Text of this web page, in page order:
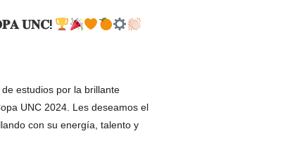
𝐔𝐍𝐂!
estudios por la brillante
UNC 2024. Les deseamos el
con su energía, talento y